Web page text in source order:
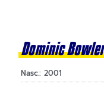
Dominic
Nasc.: 2001